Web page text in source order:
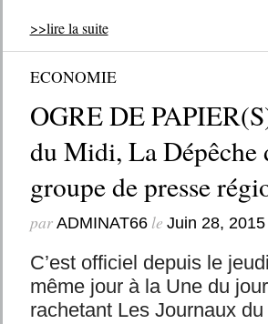
>>lire la suite
ECONOMIE
OGRE DE
du Midi, La
groupe de presse
par ADMINAT66le Juin 28, 2015
C’est officiel depuis le
même jour à la Une du
rachetant Les Journaux